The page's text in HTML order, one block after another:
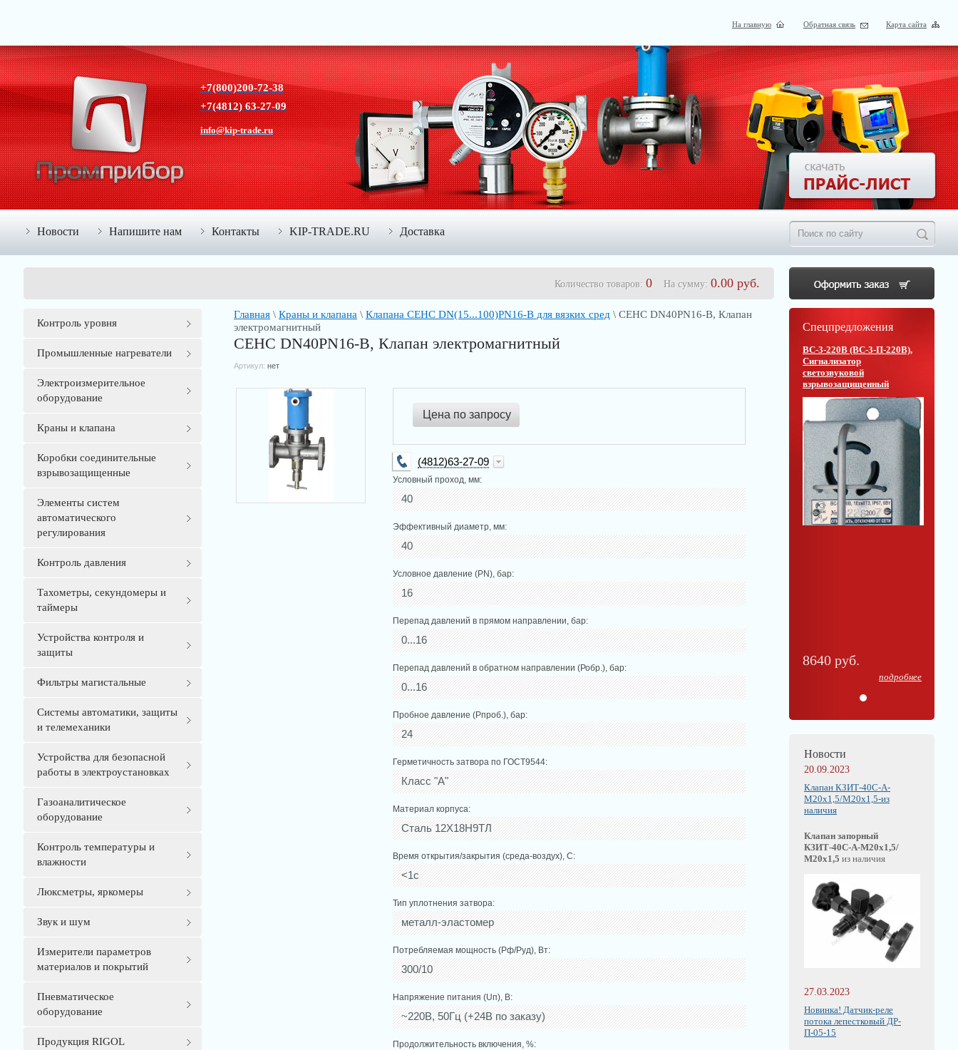
На главную Обратная связь Карта сайта
+7(800)200-72-38
+7(4812) 63-27-09
info@kip-trade.ru
Новости Напишите нам Контакты KIP-TRADE.RU Доставка
Количество товаров: 0 На сумму: 0.00 руб.
Главная \ Краны и клапана \ Клапана СЕНС DN(15...100)PN16-В для вязких сред \ СЕНС DN40PN16-В, Клапан
электромагнитный
СЕНС DN40PN16-В, Клапан электромагнитный
Артикул: нет
Цена по запросу
(4812)63-27-09
info@kip-trade.ru
Условный проход, мм:
40
Эффективный диаметр, мм:
40
Условное давление (PN), бар:
16
Перепад давлений в прямом направлении, бар:
0...16
Перепад давлений в обратном направлении (Робр.), бар:
0...16
Пробное давление (Рпроб.), бар:
24
Герметичность затвора по ГОСТ9544:
Класс "А"
Материал корпуса:
Сталь 12Х18Н9ТЛ
Время открытия/закрытия (среда-воздух), С:
<1с
Тип уплотнения затвора:
металл-эластомер
Потребляемая мощность (Рф/Руд), Вт:
300/10
Напряжение питания (Uп), В:
~220В, 50Гц (+24В по заказу)
Продолжительность включения, %:
Контроль уровня
Промышленные нагреватели
Электроизмерительное
оборудование
Краны и клапана
Коробки соединительные
взрывозащищенные
Элементы систем
автоматического
регулирования
Контроль давления
Тахометры, секундомеры и
таймеры
Устройства контроля и
защиты
Фильтры магистальные
Системы автоматики, защиты
и телемеханики
Устройства для безопасной
работы в электроустановках
Газоаналитическое
оборудование
Контроль температуры и
влажности
Люксметры, яркомеры
Звук и шум
Измерители параметров
материалов и покрытий
Пневматическое
оборудование
Продукция RIGOL
Спецпредложения
ВС-3-220В (ВС-3-П-220В),
Сигнализатор
светозвуковой
взрывозащищенный
8640 руб.
подробнее
Новости
20.09.2023
Клапан КЗИТ-40С-А-
М20х1,5/М20х1,5-из
наличия
Клапан запорный
КЗИТ-40С-А-М20х1,5/
М20х1,5 из наличия
27.03.2023
Новинка! Датчик-реле
потока лепестковый ДР-
П-05-15